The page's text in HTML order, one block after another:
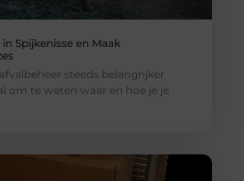
Spijkenisse en Maak
steeds belangrijker
om te weten waar en hoe je je